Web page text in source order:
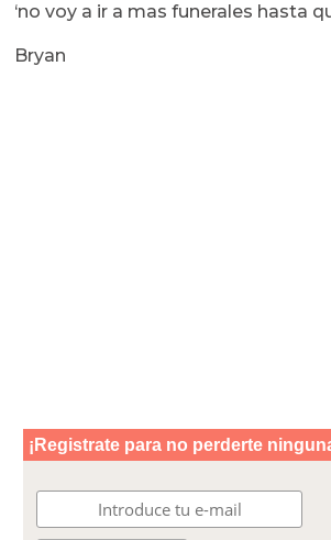
‘no voy a ir a mas funerales hasta
Bryan